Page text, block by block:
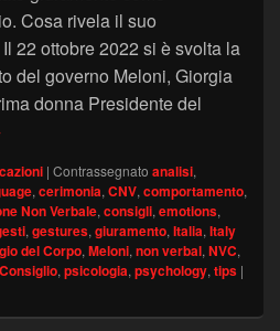
Cosa rivela il suo
22 ottobre 2022 si è svolta la
del governo Meloni, Giorgia
donna Presidente del
del Corpo di Giorgia
| Contrassegnato analisi,
,cerimonia,CNV,comportamento,
Non Verbale,consigli,emotions,
,gestures,giuramento,Italia,Italy
del Corpo,Meloni,non verbal,NVC,
,psicologia,psychology,tips |